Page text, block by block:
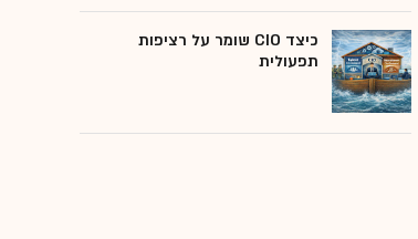
כיצד CIO שומר על רציפות
תפעולית